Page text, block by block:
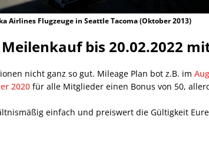
Airlines Flugzeuge in Seattle Tacoma (Oktober 2013)
bis 20.02.2022
nicht ganz so gut. Mileage Plan bot z.B. im
2020 für alle Mitglieder einen Bonus von 50,
einfach und preiswert die Gültigkeit